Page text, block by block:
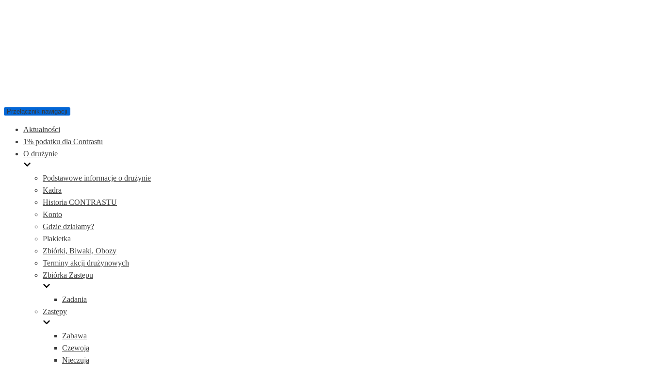
Przełącznik nawigacji
Aktualności
1% podatku dla Contrastu
O drużynie
Podstawowe informacje o drużynie
Kadra
Historia CONTRASTU
Konto
Gdzie działamy?
Plakietka
Zbiórki, Biwaki, Obozy
Terminy akcji drużynowych
Zbiórka Zastępu
Zadania
Zastępy
Zabawa
Czewoja
Nieczuja